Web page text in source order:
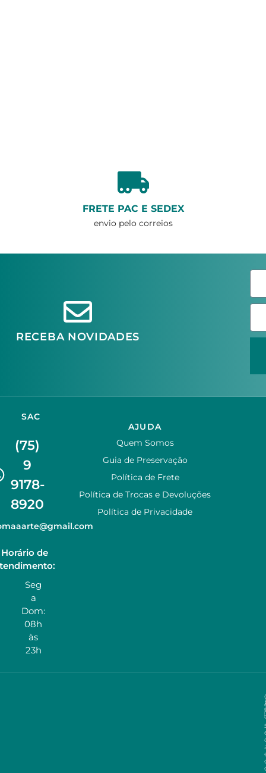
FRETE PAC E SEDEX
envio pelo correios
RECEBA NOVIDADES
SAC
(75)
9
9178-
8920
Horário de
Seg
a
Dom:
08h
às
23h
AJUDA
Quem Somos
Guia de Preservação
Política de Frete
Política de Trocas e Devoluções
Política de Privacidade